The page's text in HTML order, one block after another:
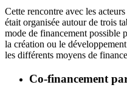
Cette rencontre avec les
était organisée autour de trois
mode de financement possible
la création ou le
les différents moyens de
Co-financement